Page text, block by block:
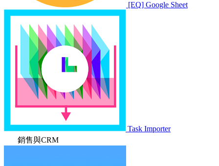
[EQ] Google Sheet
Task Importer
銷售與CRM